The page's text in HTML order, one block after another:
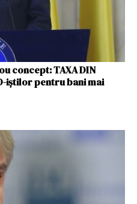
concept: TAXA DIN
iștilor pentru bani mai